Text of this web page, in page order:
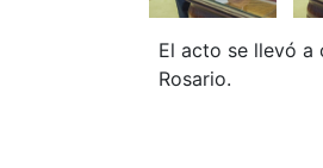
El acto se llevó a
Rosario.